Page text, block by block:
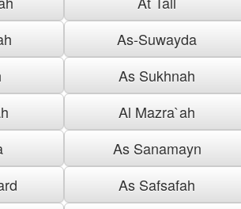
As-Suwayda
As Sukhnah
Al Mazra`ah
As Sanamayn
As Safsafah